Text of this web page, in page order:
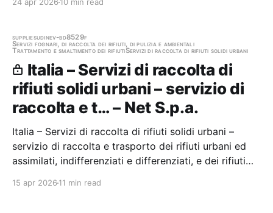
Pardu e dei Tacchi Ogliastra Meridionale, Centrale di
Perdasdefogu…
suppliesudinev-bd8529f
Servizi fognari, di raccolta dei rifiuti, di pulizia e ambientali
Trattamento e smaltimento dei rifiutiServizi di raccolta di rifiuti solidi urbani
Italia – Servizi di raccolta di
rifiuti solidi urbani – servizio di
raccolta e t… – Net S.p.a.
Italia – Servizi di raccolta di rifiuti solidi urbani –
servizio di raccolta e trasporto dei rifiuti urbani ed
assimilati, indifferenziati e differenziati, e dei rifiuti
di 9 Comuni delle Valli Natisone (UD) Stazione
15 apr 2026 11 min read